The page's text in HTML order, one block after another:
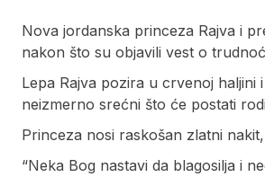
Nova jordanska princeza Rajva i
nakon što su objavili vest o
Lepa Rajva pozira u crvenoj haljini
neizmerno srećni što će postati
Princeza nosi raskošan zlatni
“Neka Bog nastavi da blagosilja i